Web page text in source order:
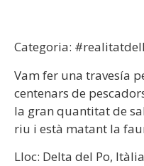
Categoria:
Vam fer una travesía
centenars de
la gran quantitat de
riu i està matant la
Lloc: Delta del Po, Itàlia